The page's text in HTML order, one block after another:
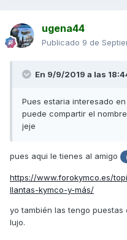
ugena44
Publicado 9 de
En 9/9/2019 a las
Pues estaria interesado
puede compartir el
jeje
pues aqui le tienes al amigo
https://www.forokymco.es/
llantas-kymco-y-más/
yo también las tengo
lujo.